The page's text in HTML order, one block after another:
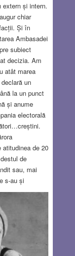
extern și intern.
chiar
Și în
Ambasadei
subiect
decizia. Am
atât marea
un
la un punct
și anume
electorală
de 20
de
sau, mai
s-au și
Statelor Unite
la subiect
mutarea
more…